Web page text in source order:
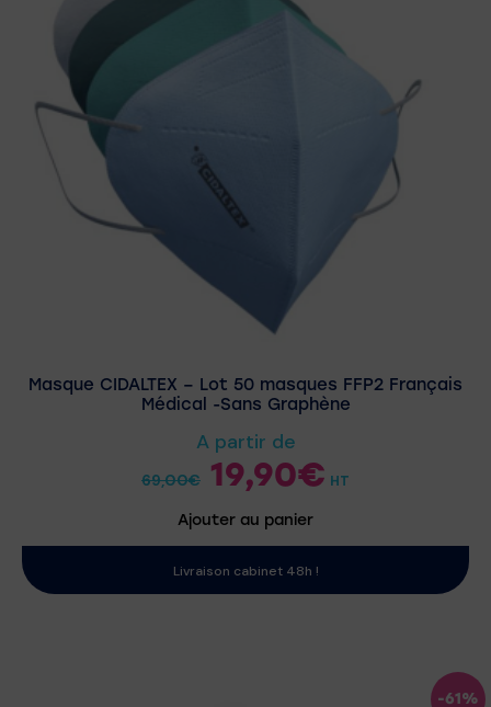
Masque CIDALTEX – Lot 50 masques FFP2 Français
Médical -Sans Graphène
A partir de
69,00€ 19,90€ HT
Ajouter au panier
Livraison cabinet 48h !
-61%